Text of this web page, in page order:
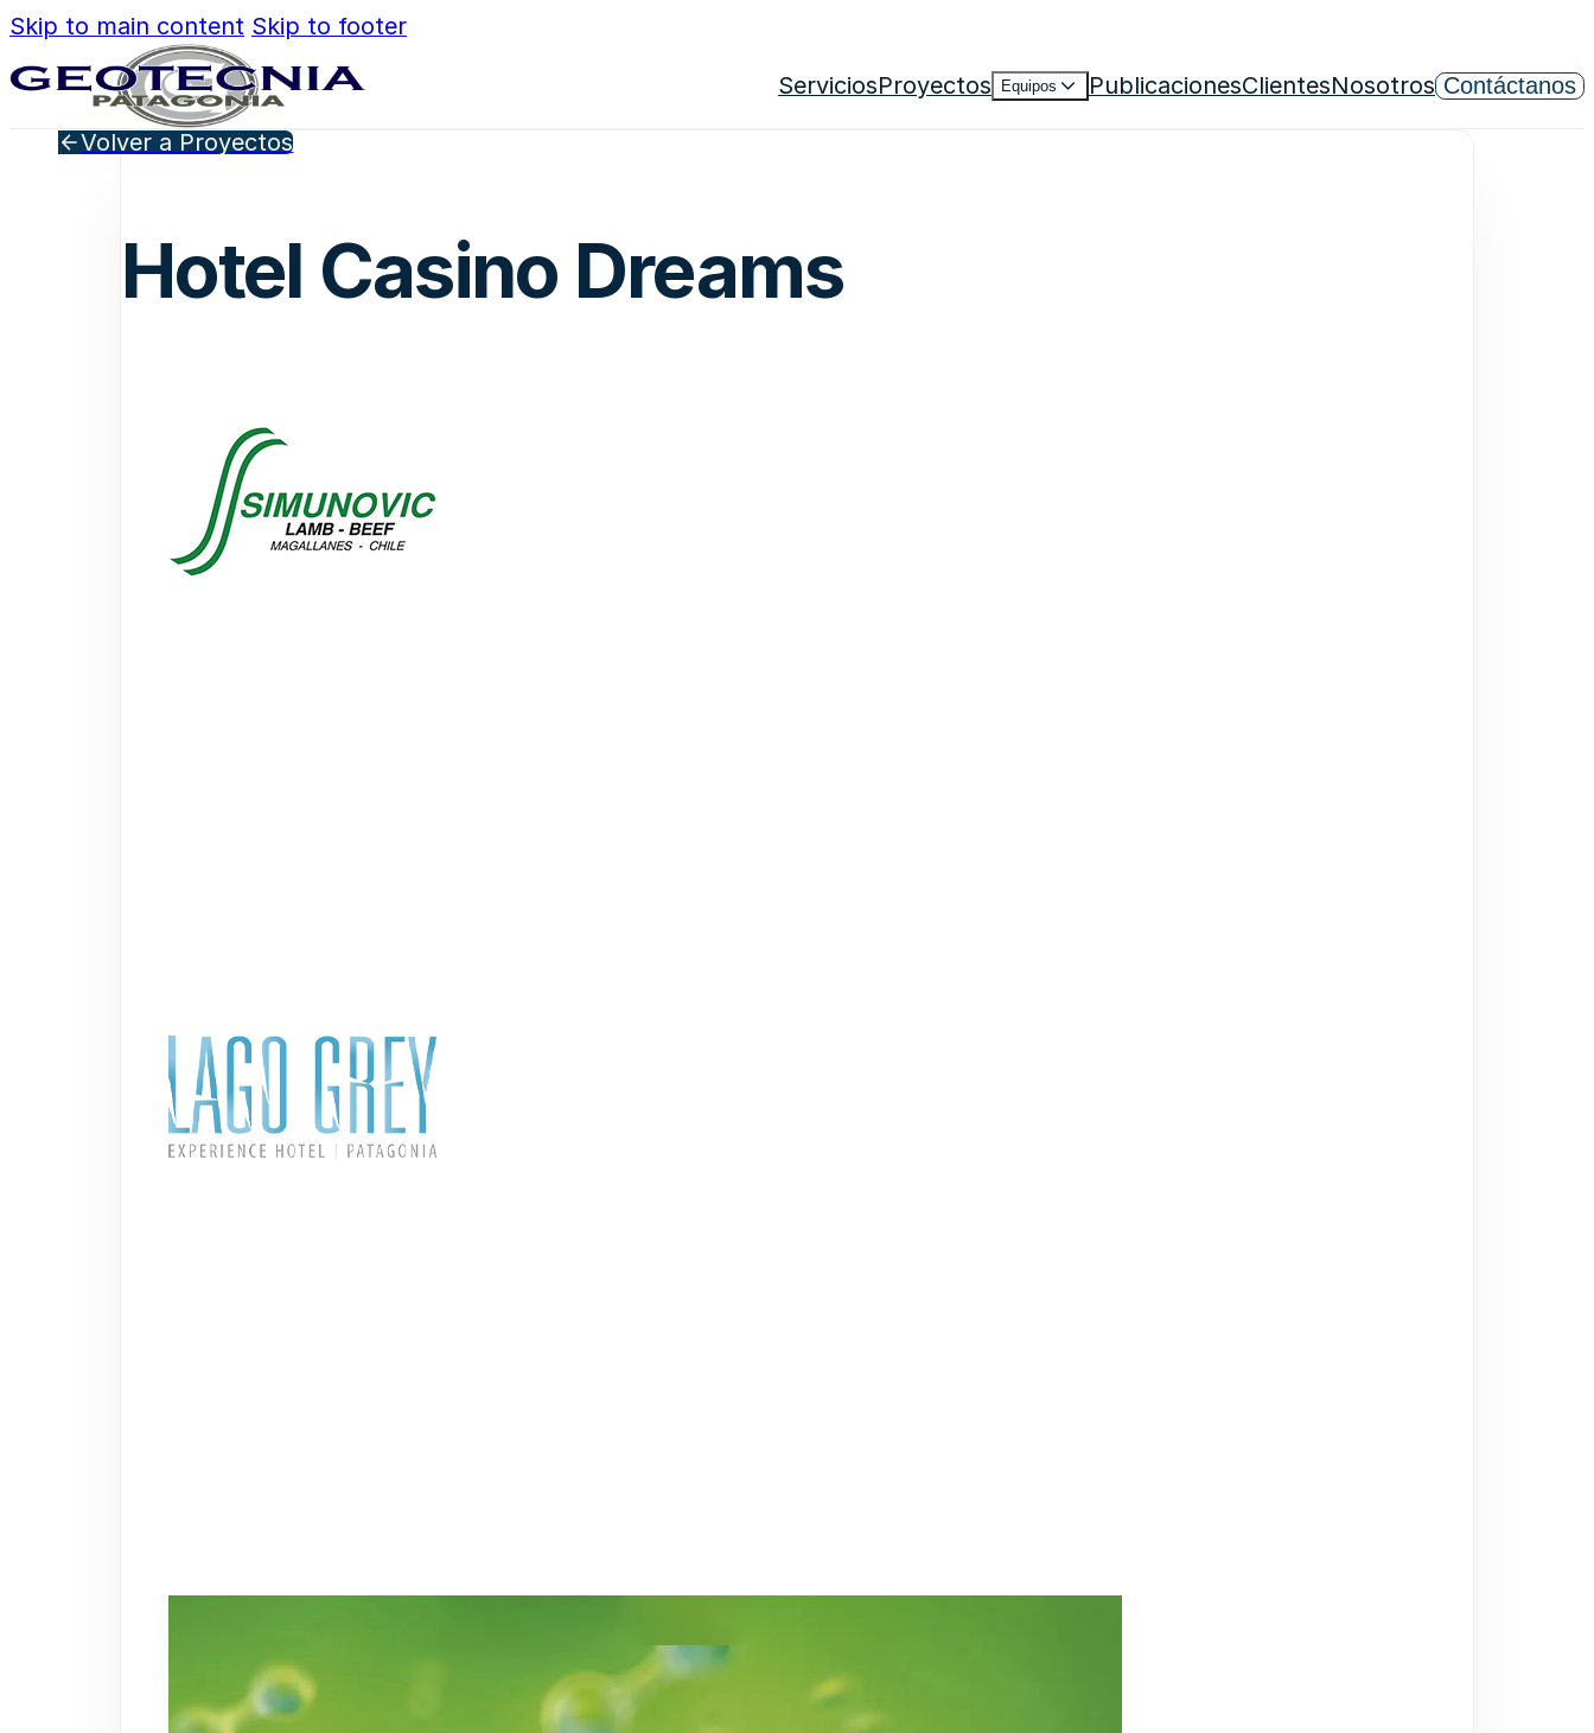
Skip to main content Skip to footer
ServiciosProyectos Equipos PublicacionesClientesNosotros Contáctanos
Volver a Proyectos
Hotel Casino Dreams